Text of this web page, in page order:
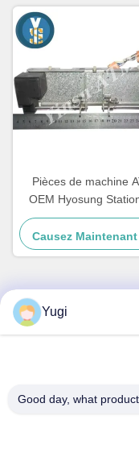
Pièces de machine
OEM Hyosung Station
mesure à empilage
Causez Maintenant
Contact rapide
Xingye Est, parc
Yugi
Good day, what